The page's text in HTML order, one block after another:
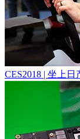
CES2018 | 坐上